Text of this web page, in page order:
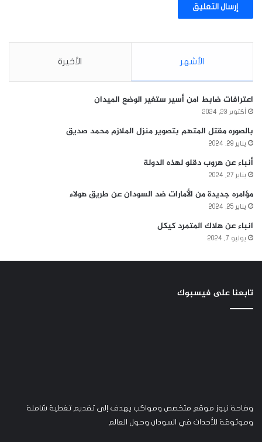
الأشهر الأخيرة
اعترافات ضابط امن أسير ستغير الوضع الميدان
أكتوبر 23, 2024
بالصوره مقتل المتهم بتصوير منزل الملازم محمد صديق
يناير 29, 2024
أنباء عن هروب دقلو لهذه الدولة
يناير 27, 2024
مؤامره جديدة من الأمارات ضد السودان عن طريق هولاء
يناير 25, 2024
انباء عن هلاك المتمرد كيكل
يوليو 7, 2024
تابعنا على فيسبوك
وضاحة نيوز موقع متخصص ومواكب يهدف إلى تقديم تغطية شاملة
وموثوقة للأحداث في السودان وحول العالم